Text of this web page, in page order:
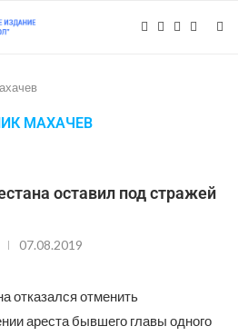
МАХАЧЕВ
оставил под стражей
07.08.2019
отказался отменить
ареста бывшего главы одного